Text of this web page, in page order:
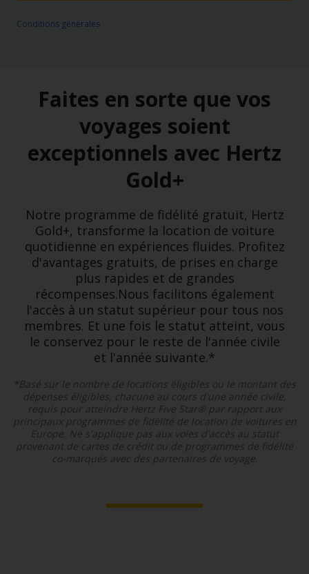
Conditions générales
Faites en sorte que vos
voyages soient
exceptionnels avec Hertz
Gold+
Notre programme de fidélité gratuit, Hertz
Gold+, transforme la location de voiture
quotidienne en expériences fluides. Profitez
d'avantages gratuits, de prises en charge
plus rapides et de grandes
récompenses.Nous facilitons également
l'accès à un statut supérieur pour tous nos
membres. Et une fois le statut atteint, vous
le conservez pour le reste de l'année civile
et l'année suivante.*
*Basé sur le nombre de locations éligibles ou le montant des
dépenses éligibles, chacune au cours d'une année civile,
requis pour atteindre Hertz Five Star® par rapport aux
principaux programmes de fidélité de location de voitures en
Europe. Ne s'applique pas aux voies d'accès au statut
provenant de cartes de crédit ou de programmes de fidélité
co-marqués avec des partenaires de voyage.